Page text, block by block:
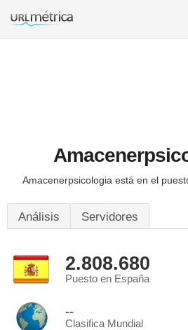
Amacenerpsicologia está en el
Análisis Servidores
2.808.680
Puesto en España
--
Clasifica Mundial